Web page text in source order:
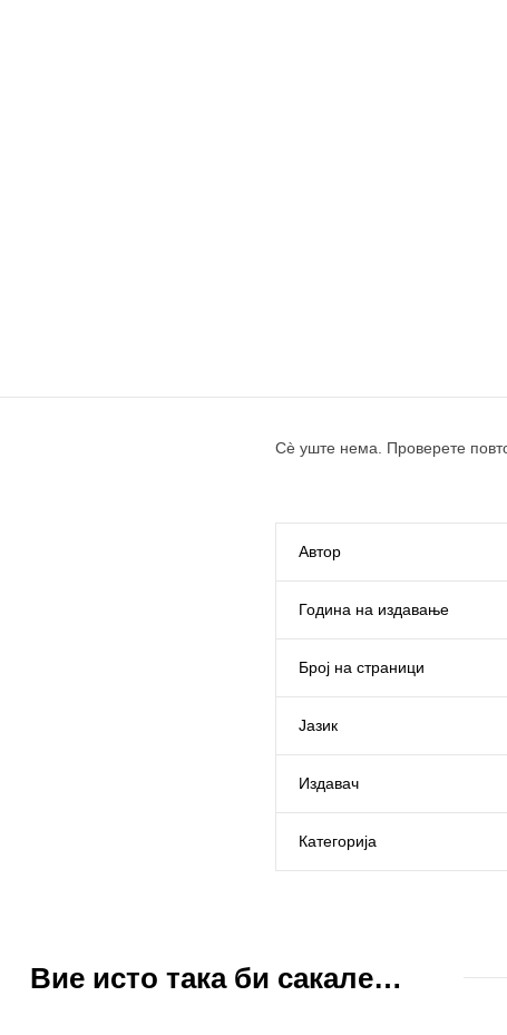
Сè уште нема. Проверете
Автор
Година на издавање
Број на страници
Јазик
Издавач
Категорија
Вие исто така би сакале…